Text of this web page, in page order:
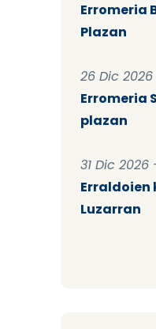
Erromeria
Plazan
26 Dic
Erromeria
plazan
31 Dic 2026
Erraldoien
Luzarran